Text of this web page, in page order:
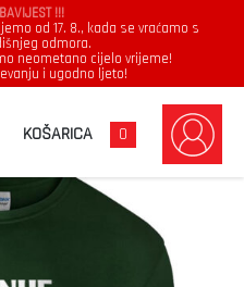
!!!
od 17. 8., kada se vraćamo s
odmora.
neometano cijelo vrijeme!
i ugodno ljeto!
KOŠARICA 0
AKO NIJE HONDA ODEM SPAVAT ONDA